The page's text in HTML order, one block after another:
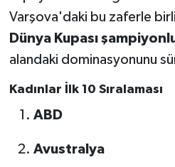
Varşova'daki bu zaferle
Dünya Kupası
alandaki dominasyonunu
Kadınlar İlk 10 Sıralaması
ABD
Avustralya